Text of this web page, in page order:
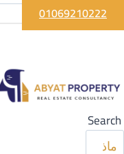
01069210222
Search